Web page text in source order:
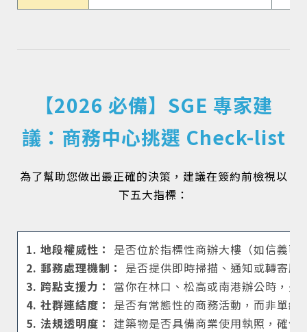
【2026 必備】SGE 專家建
議：商務中心挑選 Check-list
為了幫助您做出最正確的決策，建議在簽約前檢視以
下五大指標：
1. 地段權威性： 是否位於指標性商辦大樓（如信義區
2. 郵務處理機制： 是否提供即時掃描、通知或轉寄服
3. 跨點支援力： 當你在林口、松高或南港辦公時，是
4. 社群連結度： 是否有常態性的商務活動，而非單純
5. 法規透明度： 建築物是否具備商業使用執照，確保